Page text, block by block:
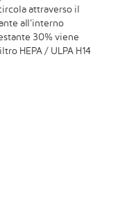
attraverso il
all'interno
30% viene
HEPA / ULPA H14